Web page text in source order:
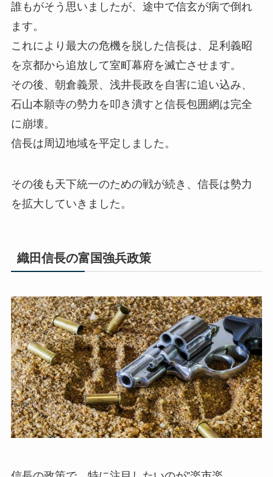
誰もがそう思いましたが、途中で信玄が病で倒れ
ます。
これにより最大の危機を脱した信長は、足利義昭
を京都から追放して室町幕府を滅亡させます。
その後、朝倉義景、浅井長政を自害に追い込み、
石山本願寺の勢力を叩き潰すと信長包囲網は完全
に崩壊。
信長は周辺地域を平定しました。
その後も天下統一のための戦が続き、信長は勢力
を拡大していきました。
織田信長の富国強兵政策